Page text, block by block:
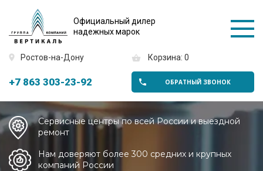
Официальный дилер
надежных марок
Ростов-на-Дону Корзина: 0
+7 863 303-23-92 ОБРАТНЫЙ ЗВОНОК
Сервисные центры по всей России и выездной
ремонт
Нам доверяют более 300 средних и крупных
компаний России